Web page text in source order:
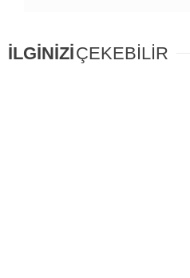
İLGİNİZİÇEKEBİLİR